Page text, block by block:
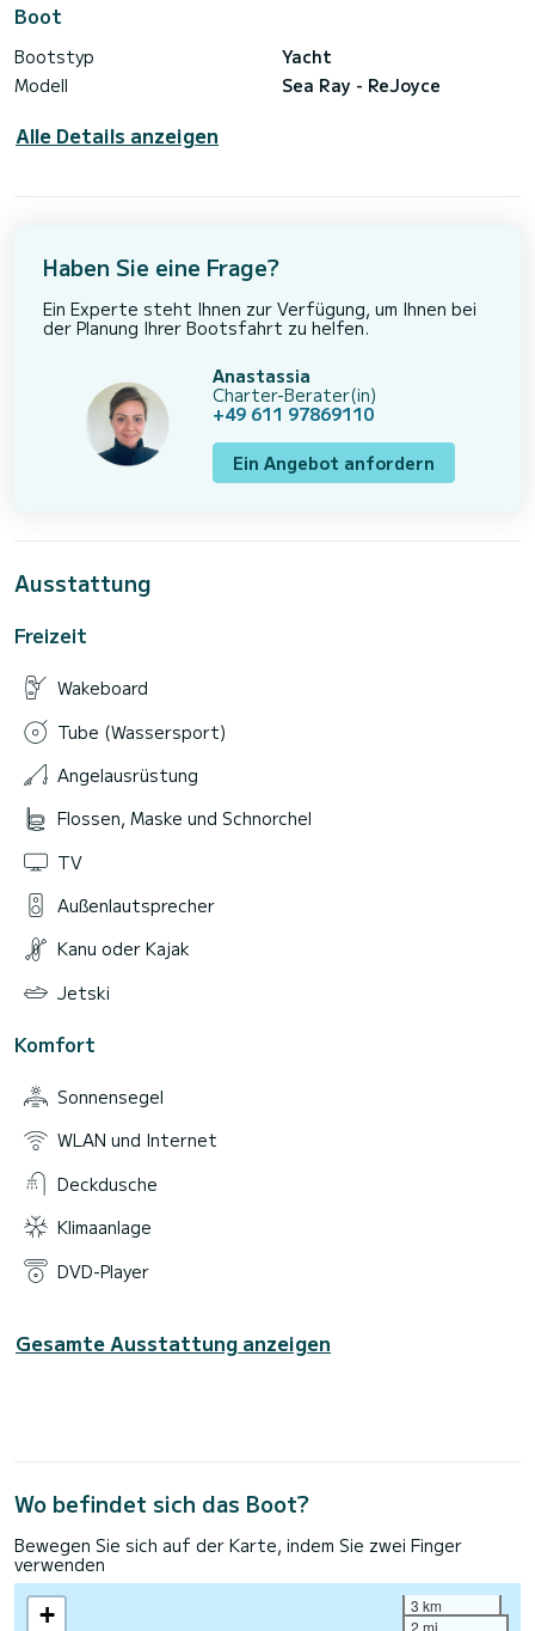
Boot
Bootstyp
Yacht
Modell
Sea Ray - ReJoyce
Alle Details anzeigen
Haben Sie eine Frage?
Ein Experte steht Ihnen zur Verfügung, um Ihnen bei
der Planung Ihrer Bootsfahrt zu helfen.
Anastassia
Charter-Berater(in)
+49 611 97869110
Ein Angebot anfordern
Ausstattung
Freizeit
Wakeboard
Tube (Wassersport)
Angelausrüstung
Flossen, Maske und Schnorchel
TV
Außenlautsprecher
Kanu oder Kajak
Jetski
Komfort
Sonnensegel
WLAN und Internet
Deckdusche
Klimaanlage
DVD-Player
Gesamte Ausstattung anzeigen
Wo befindet sich das Boot?
Bewegen Sie sich auf der Karte, indem Sie zwei Finger
verwenden
+
3 km
2 mi